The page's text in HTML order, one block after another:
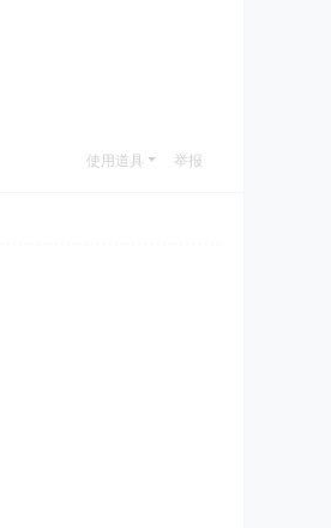
使用道具 举报